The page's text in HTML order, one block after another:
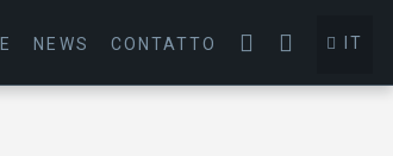
IT
NEWS CONTATTO